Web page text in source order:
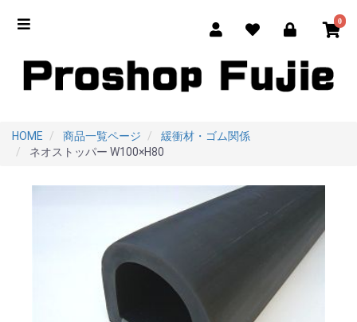
0
HOME 商品一覧ページ
緩衝材・ゴム関係
ネオストッパー W100×H80